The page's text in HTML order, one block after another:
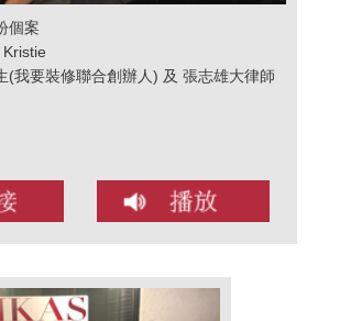
個案
(我要裝修聯合創辦人) 及 張志雄大律師